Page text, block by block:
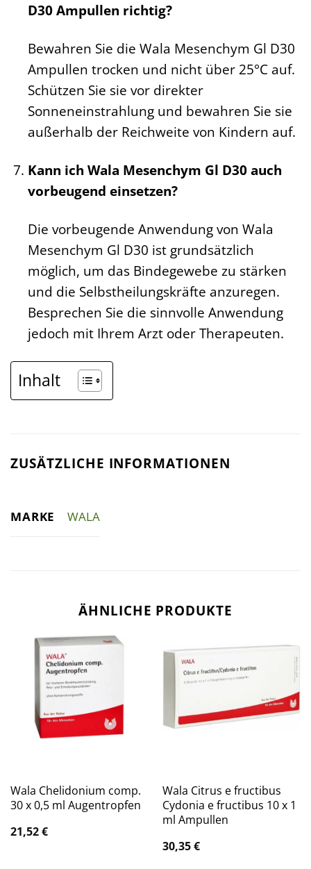
D30 Ampullen richtig?
Bewahren Sie die Wala Mesenchym Gl D30
Ampullen trocken und nicht über 25°C auf.
Schützen Sie sie vor direkter
Sonneneinstrahlung und bewahren Sie sie
außerhalb der Reichweite von Kindern auf.
Kann ich Wala Mesenchym Gl D30 auch
vorbeugend einsetzen?
Die vorbeugende Anwendung von Wala
Mesenchym Gl D30 ist grundsätzlich
möglich, um das Bindegewebe zu stärken
und die Selbstheilungskräfte anzuregen.
Besprechen Sie die sinnvolle Anwendung
jedoch mit Ihrem Arzt oder Therapeuten.
Inhalt
ZUSÄTZLICHE INFORMATIONEN
MARKE WALA
ÄHNLICHE PRODUKTE
Wala Chelidonium comp.
30 x 0,5 ml Augentropfen
21,52€
Wala Citrus e fructibus
Cydonia e fructibus 10 x 1
ml Ampullen
30,35€